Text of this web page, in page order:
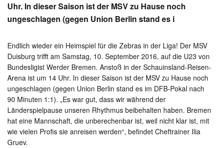
Uhr. In dieser Saison ist der MSV zu Hause noch
ungeschlagen (gegen Union Berlin stand es i
Endlich wieder ein Heimspiel für die Zebras in der Liga! Der MSV
Duisburg trifft am Samstag, 10. September 2016, auf die U23 von
Bundesligist Werder Bremen. Anstoß in der Schauinsland-Reisen-
Arena ist um 14 Uhr. In dieser Saison ist der MSV zu Hause noch
ungeschlagen (gegen Union Berlin stand es im DFB-Pokal nach
90 Minuten 1:1). „Es war gut, dass wir während der
Länderspielpause unseren Rhythmus beibehalten haben. Bremen
hat eine Mannschaft, die unberechenbar ist, weil nicht klar ist, mit
wie vielen Profis sie anreisen werden“, befindet Cheftrainer Ilia
Gruev.